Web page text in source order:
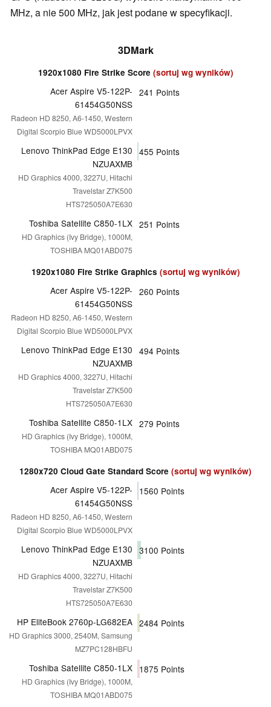
MHz, a nie 500 MHz, jak jest podane w specyfikacji.
3DMark
1920x1080 Fire Strike Score (sortuj wg wyników)
Acer Aspire V5-122P-
61454G50NSS
Radeon HD 8250, A6-1450, Western
Digital Scorpio Blue WD5000LPVX
241 Points
Lenovo ThinkPad Edge E130
NZUAXMB
HD Graphics 4000, 3227U, Hitachi
Travelstar Z7K500
HTS725050A7E630
455 Points
Toshiba Satellite C850-1LX
HD Graphics (Ivy Bridge), 1000M,
TOSHIBA MQ01ABD075
251 Points
1920x1080 Fire Strike Graphics (sortuj wg wyników)
Acer Aspire V5-122P-
61454G50NSS
Radeon HD 8250, A6-1450, Western
Digital Scorpio Blue WD5000LPVX
260 Points
Lenovo ThinkPad Edge E130
NZUAXMB
HD Graphics 4000, 3227U, Hitachi
Travelstar Z7K500
HTS725050A7E630
494 Points
Toshiba Satellite C850-1LX
HD Graphics (Ivy Bridge), 1000M,
TOSHIBA MQ01ABD075
279 Points
1280x720 Cloud Gate Standard Score (sortuj wg wyników)
Acer Aspire V5-122P-
61454G50NSS
Radeon HD 8250, A6-1450, Western
Digital Scorpio Blue WD5000LPVX
1560 Points
Lenovo ThinkPad Edge E130
NZUAXMB
HD Graphics 4000, 3227U, Hitachi
Travelstar Z7K500
HTS725050A7E630
3100 Points
HP EliteBook 2760p-LG682EA
HD Graphics 3000, 2540M, Samsung
MZ7PC128HBFU
2484 Points
Toshiba Satellite C850-1LX
HD Graphics (Ivy Bridge), 1000M,
TOSHIBA MQ01ABD075
1875 Points